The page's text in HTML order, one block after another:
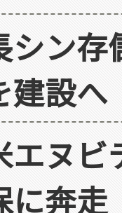
シン存
建設へ
エヌビ
に奔走